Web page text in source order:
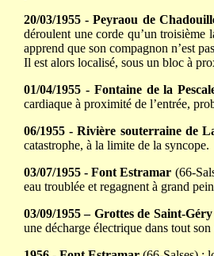
20/03/1955 - Peyraou de
déroulent une corde qu’un troisième
apprend que son compagnon n’est
Il est alors localisé, sous un bloc à
01/04/1955 - Fontaine de la
cardiaque à proximité de l’entrée,
06/1955 - Rivière souterraine de
catastrophe, à la limite de la syncope.
03/07/1955 - Font Estramar (66-
eau troublée et regagnent à grand
03/09/1955 – Grottes de Saint-
une décharge électrique dans tout